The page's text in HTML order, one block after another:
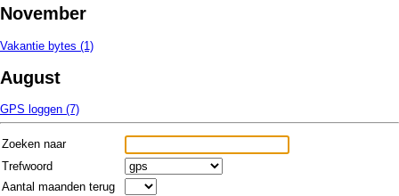
November
Vakantie bytes (1)
August
GPS loggen (7)
Zoeken naar
Trefwoord
Aantal maanden terug